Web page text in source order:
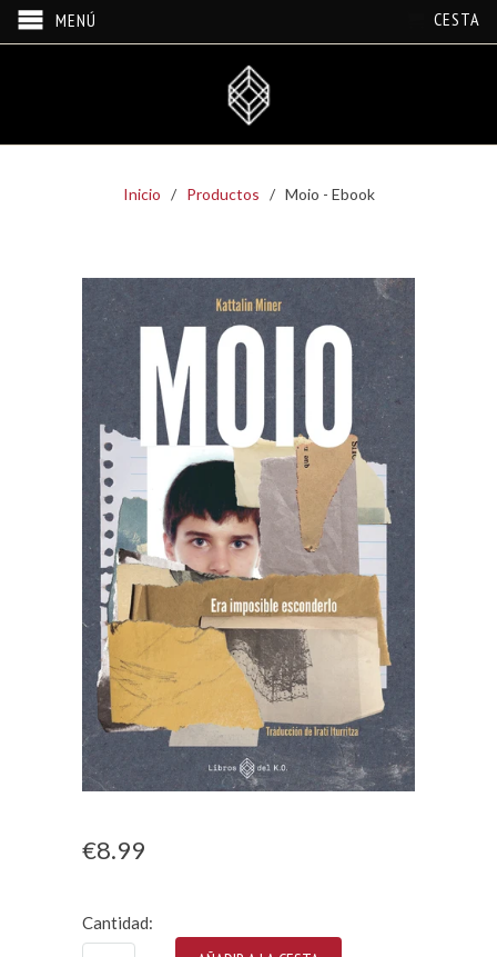
MENÚ CESTA
Inicio / Productos / Moio - Ebook
€8.99
Cantidad: